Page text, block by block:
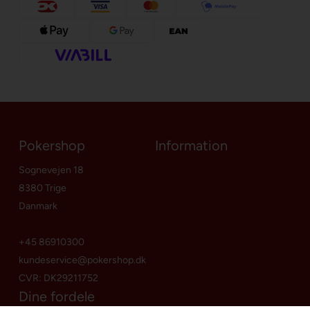
Pokershop
Sognevejen 18
8380 Trige
Danmark
+45 86910300
kundeservice@pokershop.dk
CVR: DK29211752
Information
Dine fordele